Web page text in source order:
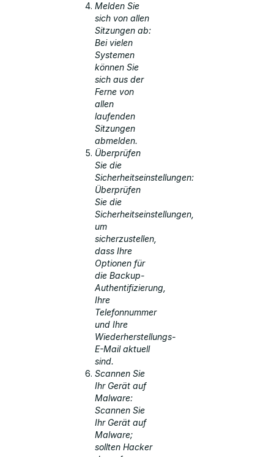
Melden Sie
sich von allen
Sitzungen ab:
Bei vielen
Systemen
können Sie
sich aus der
Ferne von
allen
laufenden
Sitzungen
abmelden.
Überprüfen
Sie die
Sicherheitseinstellungen:
Überprüfen
Sie die
Sicherheitseinstellungen,
um
sicherzustellen,
dass Ihre
Optionen für
die Backup-
Authentifizierung,
Ihre
Telefonnummer
und Ihre
Wiederherstellungs-
E-Mail aktuell
sind.
Scannen Sie
Ihr Gerät auf
Malware:
Scannen Sie
Ihr Gerät auf
Malware;
sollten Hacker